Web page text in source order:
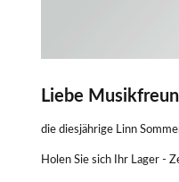
Liebe
die diesjährige Linn
Holen Sie sich Ihr Lager -